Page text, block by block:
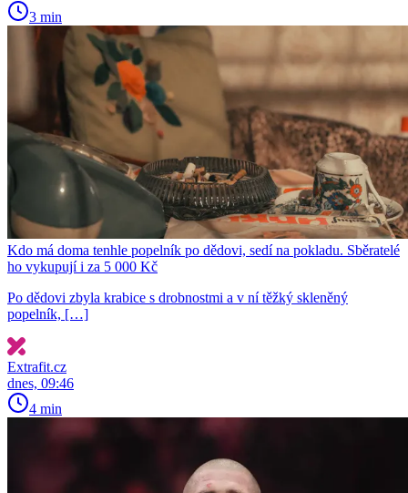
3 min
Kdo má doma tenhle popelník po dědovi, sedí na pokladu. Sběratelé
ho vykupují i za 5 000 Kč
Po dědovi zbyla krabice s drobnostmi a v ní těžký skleněný
popelník, […]
Extrafit.cz
dnes, 09:46
4 min